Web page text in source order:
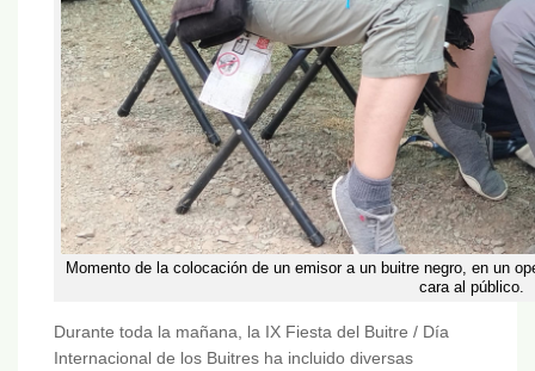
Momento de la colocación de un emisor a un buitre negro, en un
cara al público.
Durante toda la mañana, la IX Fiesta del Buitre / Día
Internacional de los Buitres ha incluido diversas